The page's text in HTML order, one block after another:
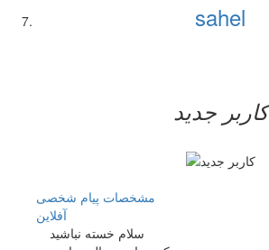
sahel
کاربر جدید
مشخصات پیام شخصی
آفلاين
سلام خسته نباشید